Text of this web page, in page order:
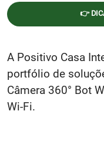
👉
A Positivo Casa
portfólio de
Câmera 360° Bot
Wi-Fi.